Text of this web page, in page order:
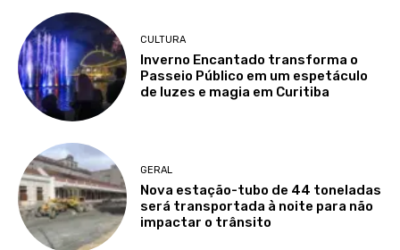
CULTURA
Inverno Encantado transforma o
Passeio Público em um espetáculo
de luzes e magia em Curitiba
GERAL
Nova estação-tubo de 44 toneladas
será transportada à noite para não
impactar o trânsito